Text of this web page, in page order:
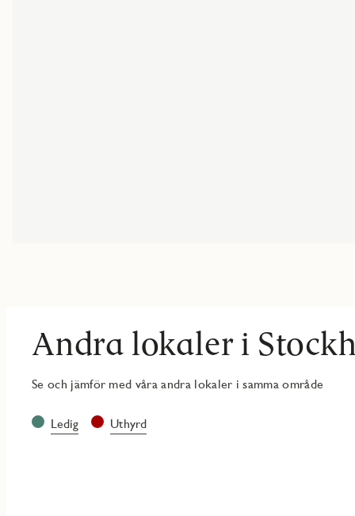
Andra lokaler i
Se och jämför med våra andra lokaler i samma område
Ledig Uthyrd